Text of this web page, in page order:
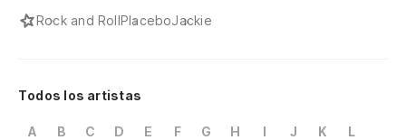
Rock and RollPlaceboJackie
Todos los artistas
A B C D E F G H I J K
L